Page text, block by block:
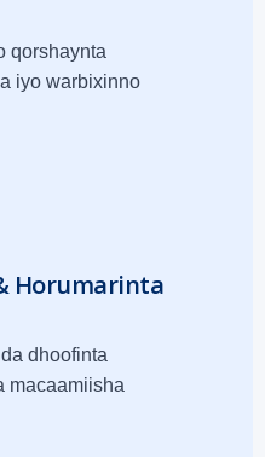
qorshaynta
iyo warbixinno
Horumarinta
dhoofinta
macaamiisha